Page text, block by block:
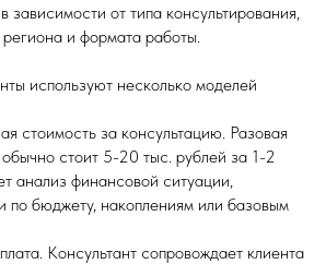
зависимости от типа консультирования,
и формата работы.
используют несколько моделей
стоимость за консультацию. Разовая
обычно стоит 5-20 тыс. рублей за 1-2
анализ финансовой ситуации,
по бюджету, накоплениям или базовым
Консультант сопровождает клиента